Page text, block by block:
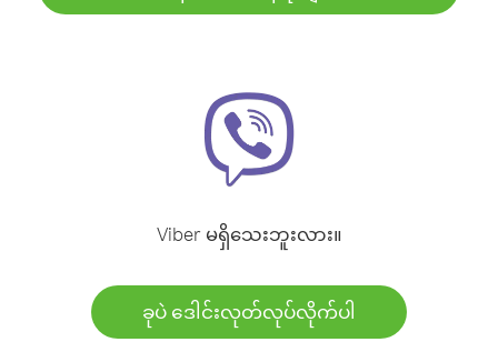
Viber မရှိသေးဘူးလား။
ခုပဲ ဒေါင်းလုတ်လုပ်လိုက်ပါ